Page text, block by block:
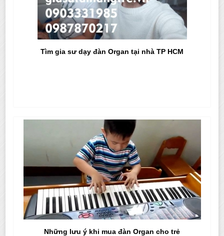
Tìm gia sư dạy đàn Organ tại nhà TP HCM
Những lưu ý khi mua đàn Organ cho trẻ